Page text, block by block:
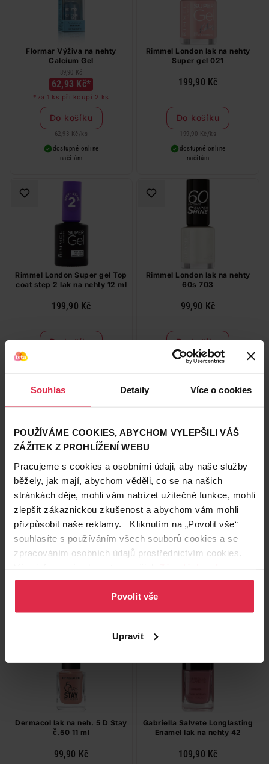
Souhlas Detaily Více o cookies
POUŽÍVÁME COOKIES, ABYCHOM VYLEPŠILI VÁŠ
ZÁŽITEK Z PROHLÍŽENÍ WEBU
Pracujeme s cookies a osobními údaji, aby naše služby
běžely, jak mají, abychom věděli, co se na našich
stránkách děje, mohli vám nabízet užitečné funkce, mohli
zlepšit zákaznickou zkušenost a abychom vám mohli
přizpůsobit naše reklamy. Kliknutím na „Povolit vše“
souhlasíte s používáním všech souborů cookies a se
zpracováním osobních údajů prostřednictvím cookies.
osobních údajů.
Povolit vše
Upravit
Flormar Výživa na nehty
Calcium Gel
89,90 Kč
62,93 Kč*
*za 1 ks při koupi 2 ks
Do košíku
62,93 Kč / ks
dostupné online
načítám
Rimmel London lak na nehty
Super gel 021
199,90 Kč
Do košíku
199,90 Kč / ks
dostupné online
načítám
Rimmel London Super gel Top
coat step 2 lak na nehty 12 ml
199,90 Kč
Do košíku
Rimmel London lak na nehty
60s 703
99,90 Kč
Do košíku
99,90 Kč/ks
Sally Hansen Vrchní lak na
nehty Miracle gel 101 top coat
249,90 Kč
249,90 Kč/ks
Dermacol 5 Day Stay
dlouhotrvající lak na nehty
99,90 Kč
99,90 Kč/ks
Dermacol lak na neh. 5 D Stay
č.50 11 ml
99,90 Kč
Gabriella Salvete Longlasting
Enamel lak na nehty 42
109,90 Kč